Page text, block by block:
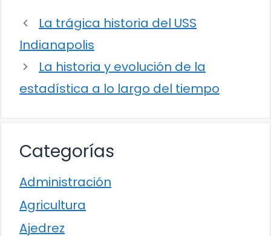
La trágica historia del USS
Indianapolis
La historia y evolución de la
estadística a lo largo del tiempo
Categorías
Administración
Agricultura
Ajedrez